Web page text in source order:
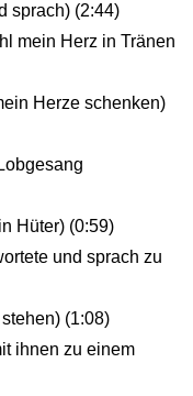
sprach) (2:44)
mein Herz in Tränen
Herze schenken)
Hüter) (0:59)
und sprach zu
(1:08)
ihnen zu einem